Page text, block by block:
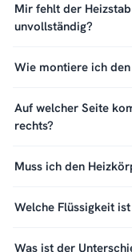
Mir fehlt der
unvollständig?
Wie montiere ich den
Auf welcher Seite
rechts?
Muss ich den
Welche Flüssigkeit
Was ist der